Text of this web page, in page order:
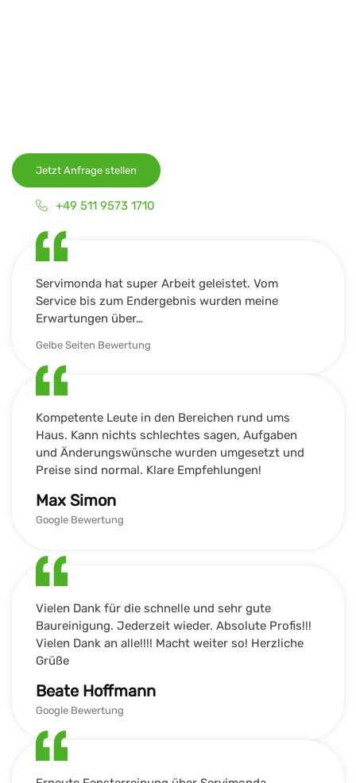
Jetzt Anfrage stellen
+49 511 9573 1710
Servimonda hat super Arbeit geleistet. Vom
Service bis zum Endergebnis wurden meine
Erwartungen über…
Gelbe Seiten Bewertung
Kompetente Leute in den Bereichen rund ums
Haus. Kann nichts schlechtes sagen, Aufgaben
und Änderungswünsche wurden umgesetzt und
Preise sind normal. Klare Empfehlungen!
Max Simon
Google Bewertung
Vielen Dank für die schnelle und sehr gute
Baureinigung. Jederzeit wieder. Absolute Profis!!!
Vielen Dank an alle!!!! Macht weiter so! Herzliche
Grüße
Beate Hoffmann
Google Bewertung